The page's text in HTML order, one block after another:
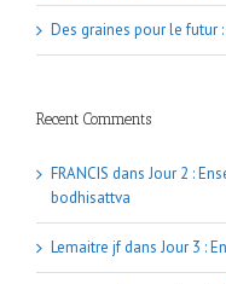
Des graines pour le futur
Recent Comments
FRANCIS dans Jour 2 :
bodhisattva
Lemaitre jf dans Jour 3 :